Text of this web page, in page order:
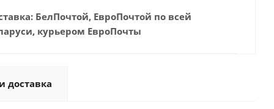
БелПочтой, ЕвроПочтой по всей
курьером ЕвроПочты
доставка